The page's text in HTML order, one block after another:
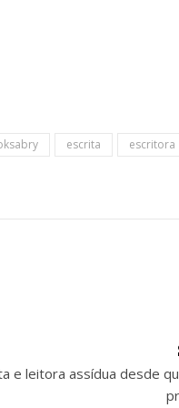
escrita escritora
e leitora assídua desde